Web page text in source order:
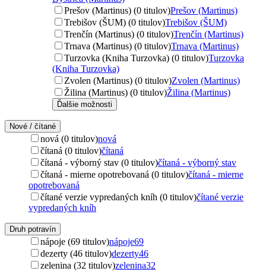
Prešov (Martinus) (0 titulov)Prešov (Martinus)
Trebišov (ŠUM) (0 titulov)Trebišov (ŠUM)
Trenčín (Martinus) (0 titulov)Trenčín (Martinus)
Trnava (Martinus) (0 titulov)Trnava (Martinus)
Turzovka (Kniha Turzovka) (0 titulov)Turzovka
(Kniha Turzovka)
Zvolen (Martinus) (0 titulov)Zvolen (Martinus)
Žilina (Martinus) (0 titulov)Žilina (Martinus)
Ďalšie možnosti
Nové / čítané
nová (0 titulov)nová
čítaná (0 titulov)čítaná
čítaná - výborný stav (0 titulov)čítaná - výborný stav
čítaná - mierne opotrebovaná (0 titulov)čítaná - mierne
opotrebovaná
čítané verzie vypredaných kníh (0 titulov)čítané verzie
vypredaných kníh
Druh potravín
nápoje (69 titulov)nápoje69
dezerty (46 titulov)dezerty46
zelenina (32 titulov)zelenina32